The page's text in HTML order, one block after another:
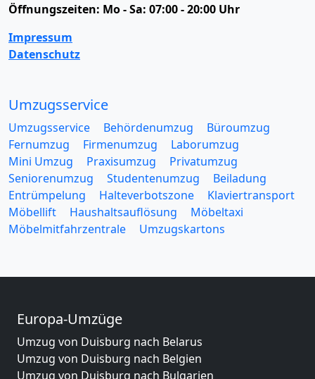
Öffnungszeiten: Mo - Sa: 07:00 - 20:00 Uhr
Impressum
Datenschutz
Umzugsservice
Umzugsservice Behördenumzug
Büroumzug
Fernumzug
Firmenumzug
Laborumzug
Mini Umzug
Praxisumzug
Privatumzug
Seniorenumzug
Studentenumzug
Beiladung
Entrümpelung
Halteverbotszone
Klaviertransport
Möbellift
Haushaltsauflösung
Möbeltaxi
Möbelmitfahrzentrale
Umzugskartons
Europa-Umzüge
Umzug von Duisburg nach Belarus
Umzug von Duisburg nach Belgien
Umzug von Duisburg nach Bulgarien